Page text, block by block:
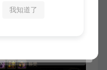
我知道了